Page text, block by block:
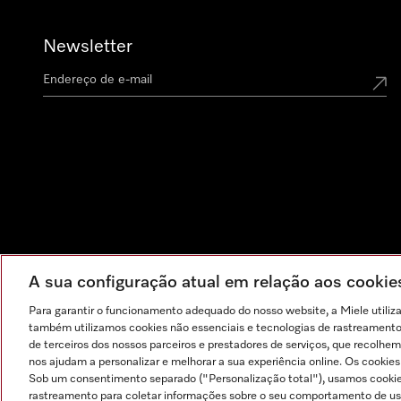
Newsletter
A sua configuração atual em relação aos
Para garantir o funcionamento adequado do nosso website, a Miele
também utilizamos cookies não essenciais e tecnologias de
de terceiros dos nossos parceiros e prestadores de serviços, que
nos ajudam a personalizar e melhorar a sua experiência online. Os
Sob um consentimento separado ("Personalização total"), usamos
rastreamento para coletar informações sobre o seu comportamento de